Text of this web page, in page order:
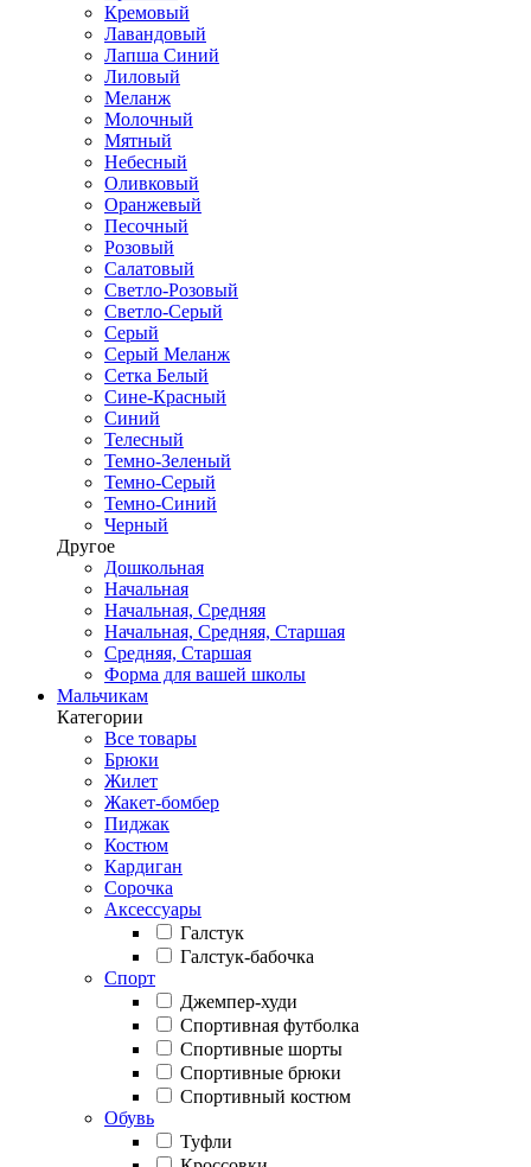
Кремовый
Лавандовый
Лапша Синий
Лиловый
Меланж
Молочный
Мятный
Небесный
Оливковый
Оранжевый
Песочный
Розовый
Салатовый
Светло-Розовый
Светло-Серый
Серый
Серый Меланж
Сетка Белый
Сине-Красный
Синий
Телесный
Темно-Зеленый
Темно-Серый
Темно-Синий
Черный
Другое
Дошкольная
Начальная
Начальная, Средняя
Начальная, Средняя, Старшая
Средняя, Старшая
Форма для вашей школы
Мальчикам
Категории
Все товары
Брюки
Жилет
Жакет-бомбер
Пиджак
Костюм
Кардиган
Сорочка
Аксессуары
Галстук
Галстук-бабочка
Спорт
Джемпер-худи
Спортивная футболка
Спортивные шорты
Спортивные брюки
Спортивный костюм
Обувь
Туфли